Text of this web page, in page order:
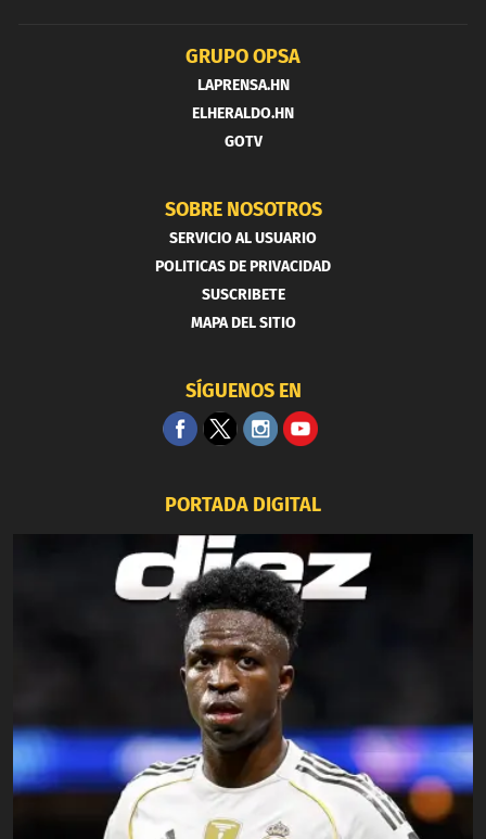
GRUPO OPSA
LAPRENSA.HN
ELHERALDO.HN
GOTV
SOBRE NOSOTROS
SERVICIO AL USUARIO
POLITICAS DE PRIVACIDAD
SUSCRIBETE
MAPA DEL SITIO
SÍGUENOS EN
PORTADA DIGITAL